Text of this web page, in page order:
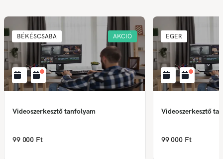
BÉKÉSCSABA AKCIÓ
Videoszerkesztő tanfolyam
99 000 Ft
EGER
Videoszerkesztő
99 000 Ft